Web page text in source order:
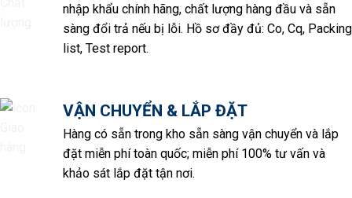
nhập khẩu chính hãng, chất lượng hàng đầu và sẵn
sàng đổi trả nếu bị lỗi. Hồ sơ đầy đủ: Co, Cq, Packing
list, Test report.
VẬN CHUYỂN & LẮP ĐẶT
Hàng có sẵn trong kho sẵn sàng vận chuyển và lắp
đặt miễn phí toàn quốc; miễn phí 100% tư vấn và
khảo sát lắp đặt tận nơi.